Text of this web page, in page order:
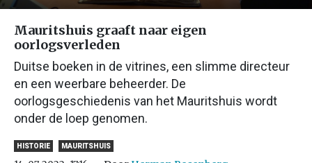
Mauritshuis graaft naar eigen
oorlogsverleden
Duitse boeken in de vitrines, een slimme directeur
en een weerbare beheerder. De
oorlogsgeschiedenis van het Mauritshuis wordt
onder de loep genomen.
HISTORIE MAURITSHUIS